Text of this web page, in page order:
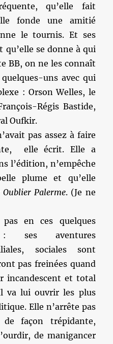
qu’elle fait
fonde une amitié
le tournis. Et ses
qu’elle se donne à qui
BB, on ne les connaît
uns avec qui
: Orson Welles, le
Régis Bastide,
Oufkir.
pas assez à faire
elle écrit. Elle a
l’édition, n’empêche
plume et qu’elle
Oublier Palerme. (Je ne
en ces quelques
: ses aventures
sociales sont
pas freinées quand
incandescent et total
va lui ouvrir les plus
Elle n’arrête pas
façon trépidante,
de manigancer